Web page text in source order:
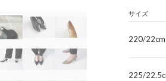
サイズ
220/22cm
225/